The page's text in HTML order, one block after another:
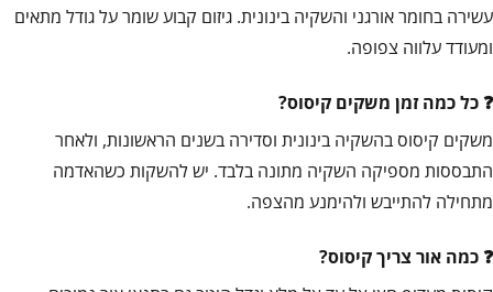
עשירה בחומר אורגני והשקיה בינונית. גיזום קבוע שומר על גודל מתאים
ומעודד עלווה צפופה.
כל כמה זמן משקים קיסוס?
משקים קיסוס בהשקיה בינונית וסדירה בשנים הראשונות, ולאחר
התבססות מספיקה השקיה מתונה בלבד. יש להשקות כשהאדמה
מתחילה להתייבש ולהימנע מהצפה.
כמה אור צריך קיסוס?